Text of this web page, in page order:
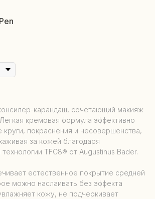
карандаш, сочетающий макияж
кремовая формула эффективно
круги, покраснения и несовершенства,
за кожей благодаря
технологии TFC8® от Augustinus Bader.
естественное покрытие средней
можно наслаивать без эффекта
кожу, не подчеркивает